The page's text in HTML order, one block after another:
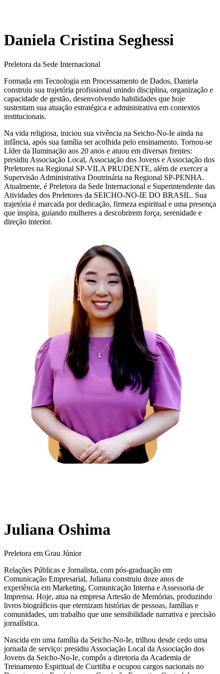
Daniela Cristina Seghessi
Preletora da Sede Internacional
Formada em Tecnologia em Processamento de Dados, Daniela
construiu sua trajetória profissional unindo disciplina, organização e
capacidade de gestão, desenvolvendo habilidades que hoje
sustentam sua atuação estratégica e administrativa em contextos
institucionais.
Na vida religiosa, iniciou sua vivência na Seicho-No-Ie ainda na
infância, após sua família ser acolhida pelo ensinamento. Tornou-se
Líder da Iluminação aos 20 anos e atuou em diversas frentes:
presidiu Associação Local, Associação dos Jovens e Associação dos
Preletores na Regional SP-VILA PRUDENTE, além de exercer a
Supervisão Administrativa Doutrinária na Regional SP-PENHA.
Atualmente, é Preletora da Sede Internacional e Superintendente das
Atividades dos Preletores da SEICHO-NO-IE DO BRASIL. Sua
trajetória é marcada por dedicação, firmeza espiritual e uma presença
que inspira, guiando mulheres a descobrirem força, serenidade e
direção interior.
Juliana Oshima
Preletora em Grau Júnior
Relações Públicas e Jornalista, com pós-graduação em
Comunicação Empresarial, Juliana construiu doze anos de
experiência em Marketing, Comunicação Interna e Assessoria de
Imprensa. Hoje, atua na empresa Artesão de Memórias, produzindo
livros biográficos que eternizam histórias de pessoas, famílias e
comunidades, um trabalho que une sensibilidade narrativa e precisão
jornalística.
Nascida em uma família da Seicho-No-Ie, trilhou desde cedo uma
jornada de serviço: presidiu Associação Local da Associação dos
Jovens da Seicho-No-Ie, compôs a diretoria da Academia de
Treinamento Espiritual de Curitiba e ocupou cargos nacionais no